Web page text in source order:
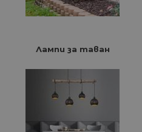
Лампи за таван